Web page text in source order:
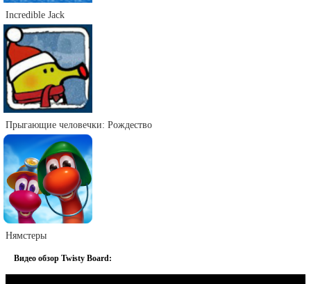
Incredible Jack
Прыгающие человечки: Рождество
Нямстеры
Видео обзор Twisty Board: